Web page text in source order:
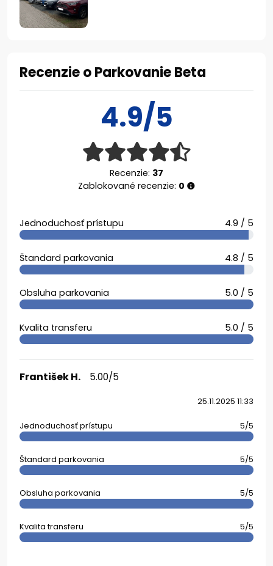
Recenzie o Parkovanie Beta
4.9/5
Recenzie: 37
Zablokované recenzie: 0
Jednoduchosť prístupu 4.9 / 5
Štandard parkovania 4.8 / 5
Obsluha parkovania 5.0 / 5
Kvalita transferu 5.0 / 5
František H. 5.00/5
25.11.2025 11:33
Jednoduchosť prístupu 5/5
Štandard parkovania 5/5
Obsluha parkovania 5/5
Kvalita transferu 5/5